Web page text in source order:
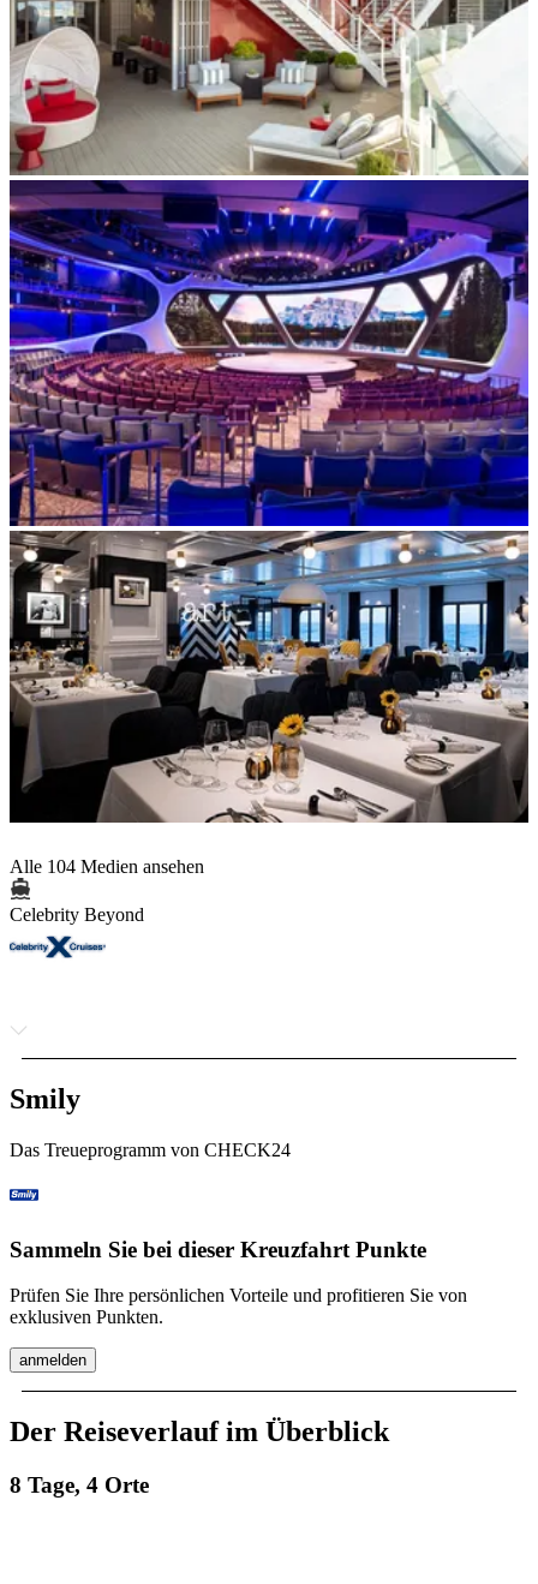
Alle 104 Medien ansehen
Celebrity Beyond
Smily
Das Treueprogramm von CHECK24
Sammeln Sie bei dieser Kreuzfahrt Punkte
Prüfen Sie Ihre persönlichen Vorteile und profitieren Sie von
exklusiven Punkten.
anmelden
Der Reiseverlauf im Überblick
8 Tage, 4 Orte